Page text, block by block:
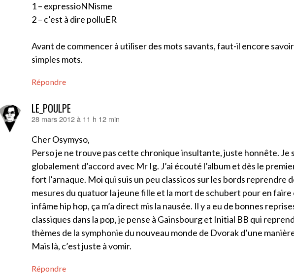
1 – expressioNNisme
2 – c’est à dire polluER
Avant de commencer à utiliser des mots savants, faut-il encore
simples mots.
Répondre
LE_POULPE
dit :
28 mars 2012 à 11 h 12 min
Cher Osymyso,
Perso je ne trouve pas cette chronique insultante, juste honnête. Je
globalement d’accord avec Mr Ig. J’ai écouté l’album et dès le
fort l’arnaque. Moi qui suis un peu classicos sur les bords reprendre
mesures du quatuor la jeune fille et la mort de schubert pour en
infâme hip hop, ça m’a direct mis la nausée. Il y a eu de bonnes
classiques dans la pop, je pense à Gainsbourg et Initial BB qui
thèmes de la symphonie du nouveau monde de Dvorak d’une
Mais là, c’est juste à vomir.
Répondre